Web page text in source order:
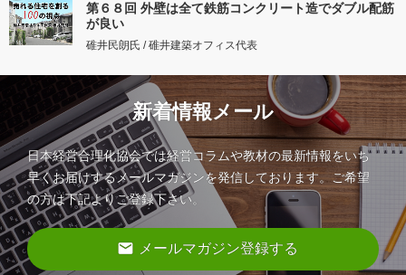
第６８回 外壁は全て鉄筋コンクリート造でダブル配筋
が良い
碓井民朗氏 / 碓井建築オフィス代表
新着情報メール
日本経営合理化協会では経営コラムや教材の最新情報をいち
早くお届けするメールマガジンを発信しております。ご希望
の方は下記よりご登録下さい。
email メールマガジン登録する